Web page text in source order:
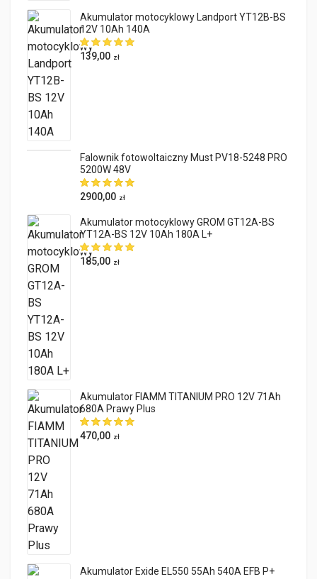
Akumulator motocyklowy Landport YT12B-BS
12V 10Ah 140A
139,00 zł
Falownik fotowoltaiczny Must PV18-5248 PRO
5200W 48V
2900,00 zł
Akumulator motocyklowy GROM GT12A-BS
YT12A-BS 12V 10Ah 180A L+
185,00 zł
Akumulator FIAMM TITANIUM PRO 12V 71Ah
680A Prawy Plus
470,00 zł
Akumulator Exide EL550 55Ah 540A EFB P+